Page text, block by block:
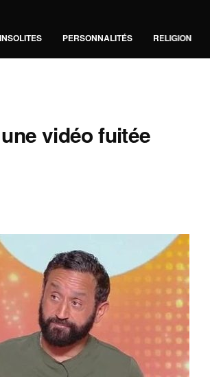
INSOLITES PERSONNALITÉS RELIGION
vidéo fuitée